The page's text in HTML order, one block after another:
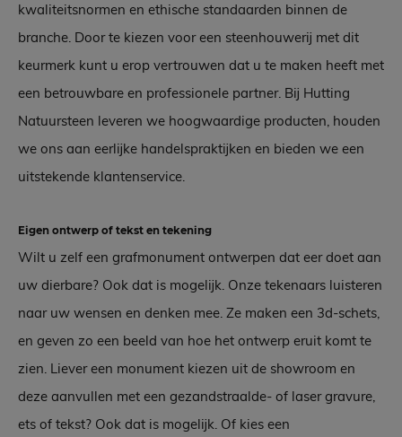
kwaliteitsnormen en ethische standaarden binnen de
branche. Door te kiezen voor een steenhouwerij met dit
keurmerk kunt u erop vertrouwen dat u te maken heeft met
een betrouwbare en professionele partner. Bij Hutting
Natuursteen leveren we hoogwaardige producten, houden
we ons aan eerlijke handelspraktijken en bieden we een
uitstekende klantenservice.
Eigen ontwerp of tekst en tekening
Wilt u zelf een grafmonument ontwerpen dat eer doet aan
uw dierbare? Ook dat is mogelijk. Onze tekenaars luisteren
naar uw wensen en denken mee. Ze maken een 3d-schets,
en geven zo een beeld van hoe het ontwerp eruit komt te
zien. Liever een monument kiezen uit de showroom en
deze aanvullen met een gezandstraalde- of laser gravure,
ets of tekst? Ook dat is mogelijk. Of kies een